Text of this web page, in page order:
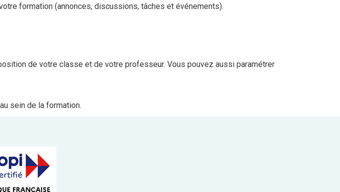
formation (annonces, discussions, tâches et événements).
de votre classe et de votre professeur. Vous pouvez aussi paramétrer
sein de la formation.